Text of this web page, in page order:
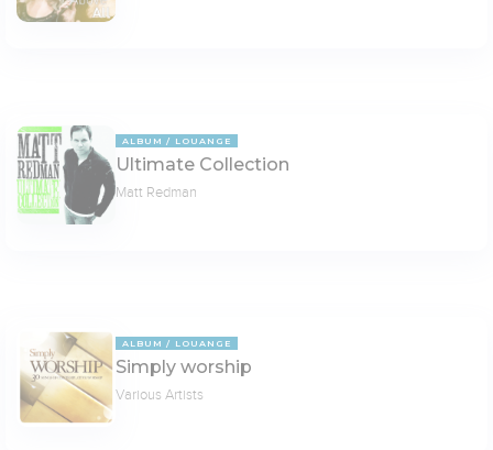
ALBUM LOUANGE
Ultimate Collection
Matt Redman
ALBUM LOUANGE
Simply worship
Various Artists